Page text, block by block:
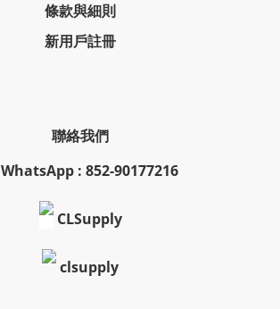
條款與細則
新用戶註冊
聯絡我們
WhatsApp : 852-90177216
CLSupply
clsupply